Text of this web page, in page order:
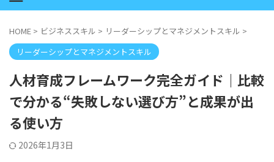
HOME > ビジネススキル > リーダーシップとマネジメントスキル >
リーダーシップとマネジメントスキル
人材育成フレームワーク完全ガイド｜比較
で分かる“失敗しない選び方”と成果が出
る使い方
2026年1月3日